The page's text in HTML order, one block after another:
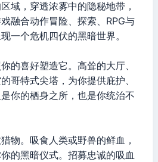
域，穿透浓雾中的隐秘地带，
融合动作冒险、探索、RPG与
一个危机四伏的黑暗世界。
的喜好塑造它。高耸的大厅、
哥特式尖塔，为你提供庇护、
你的栖身之所，也是你统治不
物。吸食人类或野兽的鲜血，
的黑暗仪式。招募忠诚的吸血